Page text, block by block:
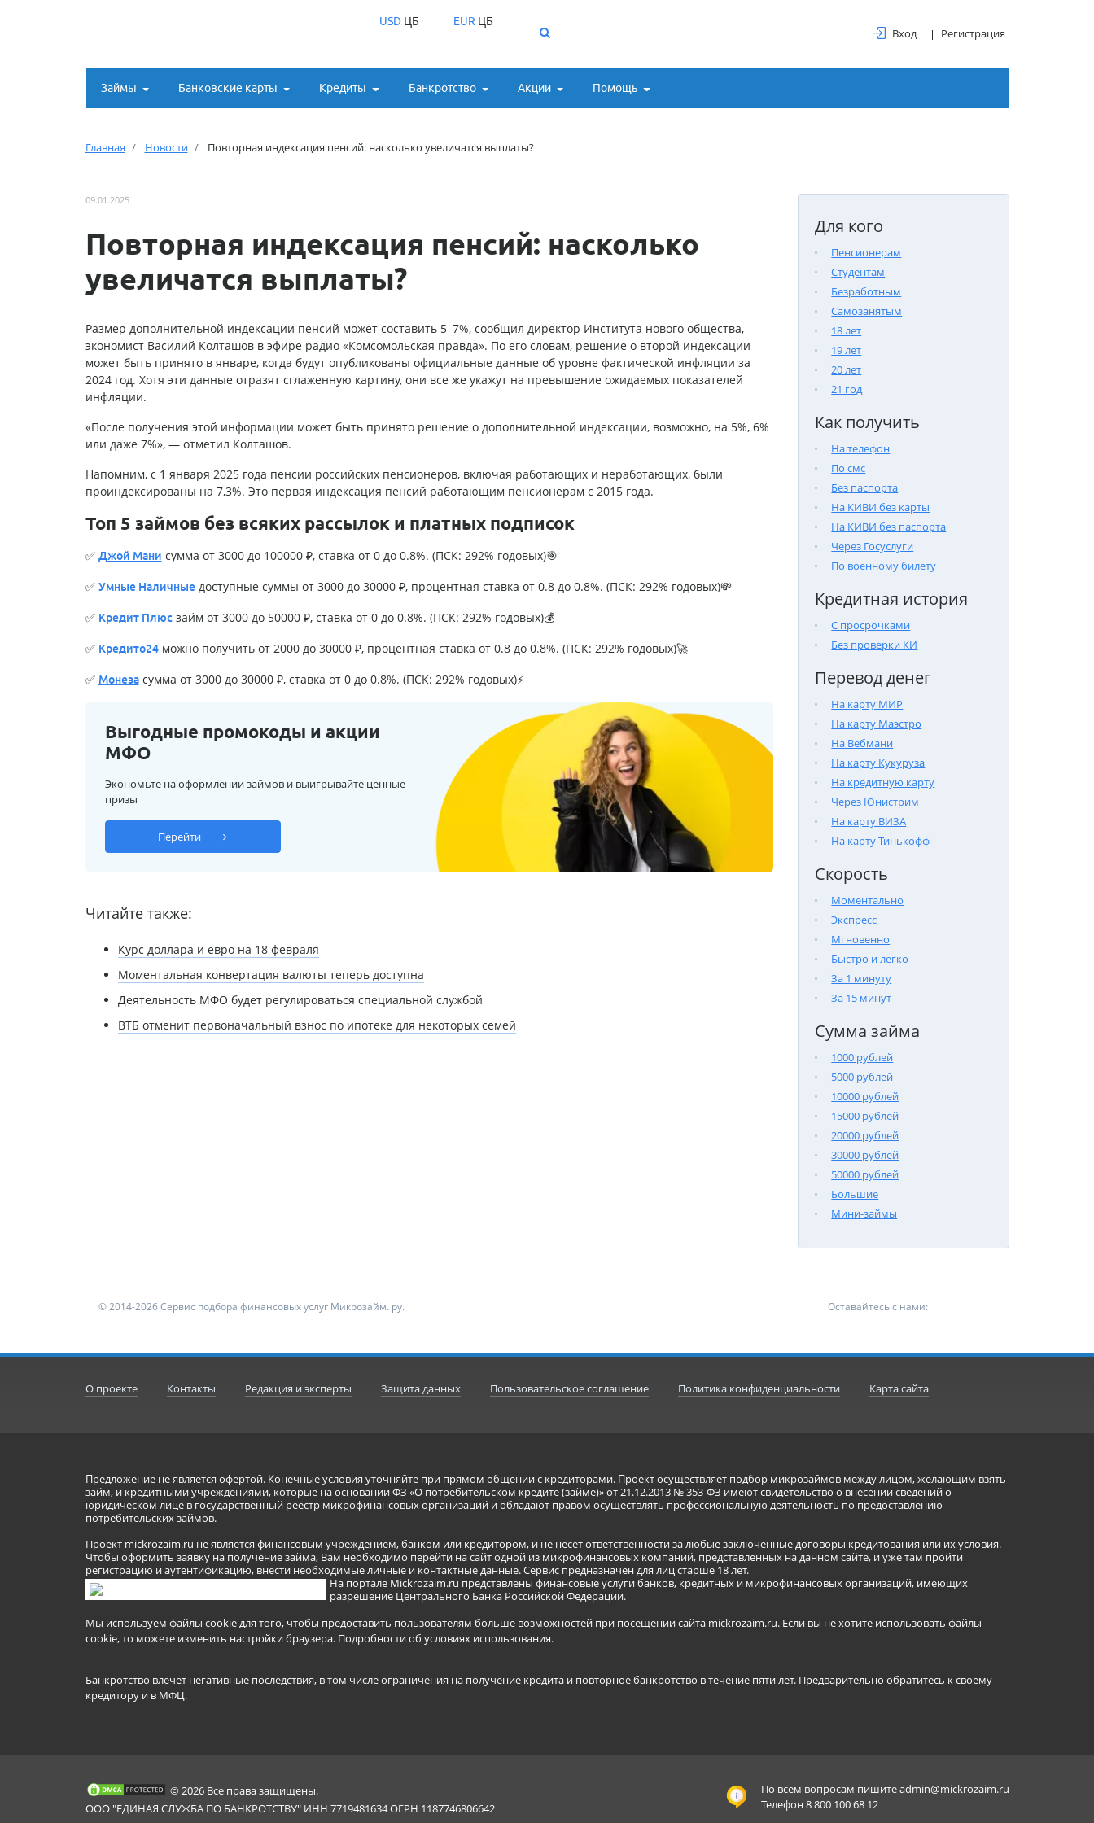
USDЦБ EUR ЦБ
Вход Регистрация
Займы Банковские карты Кредиты Банкротство Акции Помощь
Главная Новости Повторная индексация пенсий: насколько увеличатся выплаты?
Для кого
Пенсионерам
Студентам
Безработным
Самозанятым
18 лет
19 лет
20 лет
21 год
Как получить
На телефон
По смс
Без паспорта
На КИВИ без карты
На КИВИ без паспорта
Через Госуслуги
По военному билету
Кредитная история
С просрочками
Без проверки КИ
Перевод денег
На карту МИР
На карту Маэстро
На Вебмани
На карту Кукуруза
На кредитную карту
Через Юнистрим
На карту ВИЗА
На карту Тинькофф
Скорость
Моментально
Экспресс
Мгновенно
Быстро и легко
За 1 минуту
За 15 минут
Сумма займа
1000 рублей
5000 рублей
10000 рублей
15000 рублей
20000 рублей
30000 рублей
50000 рублей
Большие
Мини-займы
09.01.2025
Повторная индексация пенсий: насколько
увеличатся выплаты?
Размер дополнительной индексации пенсий может составить 5–7%, сообщил директор Института нового общества,
экономист Василий Колташов в эфире радио «Комсомольская правда». По его словам, решение о второй индексации
может быть принято в январе, когда будут опубликованы официальные данные об уровне фактической инфляции за
2024 год. Хотя эти данные отразят сглаженную картину, они все же укажут на превышение ожидаемых показателей
инфляции.
«После получения этой информации может быть принято решение о дополнительной индексации, возможно, на 5%, 6%
или даже 7%», — отметил Колташов.
Напомним, с 1 января 2025 года пенсии российских пенсионеров, включая работающих и неработающих, были
проиндексированы на 7,3%. Это первая индексация пенсий работающим пенсионерам с 2015 года.
Топ 5 займов без всяких рассылок и платных подписок
✅ Джой Мани сумма от 3000 до 100000 ₽, ставка от 0 до 0.8%. (ПСК: 292% годовых)🎯
✅ Умные Наличныедоступные суммы от 3000 до 30000 ₽, процентная ставка от 0.8 до 0.8%. (ПСК: 292% годовых)💸
✅ Кредит Плюсзайм от 3000 до 50000 ₽, ставка от 0 до 0.8%. (ПСК: 292% годовых)💰
✅ Кредито24можно получить от 2000 до 30000 ₽, процентная ставка от 0.8 до 0.8%. (ПСК: 292% годовых)🚀
✅ Монезасумма от 3000 до 30000 ₽, ставка от 0 до 0.8%. (ПСК: 292% годовых)⚡
Выгодные промокоды и акции
МФО
Экономьте на оформлении займов и выигрывайте ценные
призы
Перейти
Читайте также:
Курс доллара и евро на 18 февраля
Моментальная конвертация валюты теперь доступна
Деятельность МФО будет регулироваться специальной службой
ВТБ отменит первоначальный взнос по ипотеке для некоторых семей
© 2014-2026 Сервис подбора финансовых услуг Микрозайм. ру. Оставайтесь с нами:
О проекте Контакты Редакция и эксперты Защита данных Пользовательское соглашение Политика конфиденциальности Карта сайта
Предложение не является офертой. Конечные условия уточняйте при прямом общении с кредиторами. Проект осуществляет подбор микрозаймов между лицом, желающим взять
займ, и кредитными учреждениями, которые на основании ФЗ «О потребительском кредите (займе)» от 21.12.2013 № 353-ФЗ имеют свидетельство о внесении сведений о
юридическом лице в государственный реестр микрофинансовых организаций и обладают правом осуществлять профессиональную деятельность по предоставлению
потребительских займов.
Проект mickrozaim.ru не является финансовым учреждением, банком или кредитором, и не несёт ответственности за любые заключенные договоры кредитования или их условия.
Чтобы оформить заявку на получение займа, Вам необходимо перейти на сайт одной из микрофинансовых компаний, представленных на данном сайте, и уже там пройти
регистрацию и аутентификацию, внести необходимые личные и контактные данные. Сервис предназначен для лиц старше 18 лет.
На портале Mickrozaim.ru представлены финансовые услуги банков, кредитных и микрофинансовых организаций, имеющих
разрешение Центрального Банка Российской Федерации.
Мы используем файлы cookie для того, чтобы предоставить пользователям больше возможностей при посещении сайта mickrozaim.ru. Если вы не хотите использовать файлы
cookie, то можете изменить настройки браузера. Подробности об условиях использования.
Банкротство влечет негативные последствия, в том числе ограничения на получение кредита и повторное банкротство в течение пяти лет. Предварительно обратитесь к своему
кредитору и в МФЦ.
По всем вопросам пишитеadmin@mickrozaim.ru
Телефон 8 800 100 68 12
© 2026 Все права защищены.
ООО "ЕДИНАЯ СЛУЖБА ПО БАНКРОТСТВУ" ИНН 7719481634 ОГРН 1187746806642